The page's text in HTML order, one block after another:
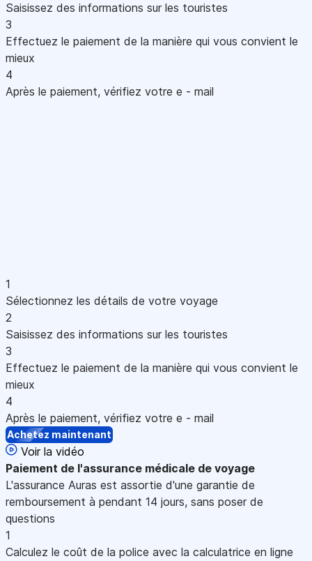
Saisissez des informations sur les touristes
3
Effectuez le paiement de la manière qui vous convient le
mieux
4
Après le paiement, vérifiez votre e - mail
1
Sélectionnez les détails de votre voyage
2
Saisissez des informations sur les touristes
3
Effectuez le paiement de la manière qui vous convient le
mieux
4
Après le paiement, vérifiez votre e - mail
Achetez maintenant
Voir la vidéo
Paiement de l'assurance médicale de voyage
L'assurance Auras est assortie d'une garantie de
remboursement à pendant 14 jours, sans poser de
questions
1
Calculez le coût de la police avec la calculatrice en ligne